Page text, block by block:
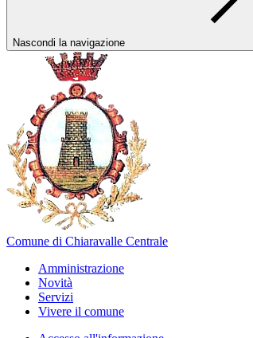
Nascondi la navigazione
Comune di Chiaravalle Centrale
Amministrazione
Novità
Servizi
Vivere il comune